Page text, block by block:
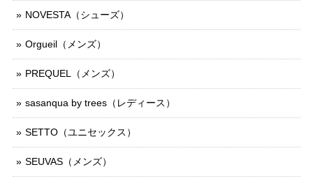
NOVESTA（シューズ）
Orgueil（メンズ）
PREQUEL（メンズ）
sasanqua by trees（レディース）
SETTO（ユニセックス）
SEUVAS（メンズ）